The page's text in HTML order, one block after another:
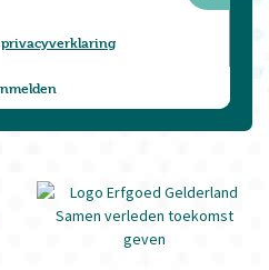
privacyverklaring